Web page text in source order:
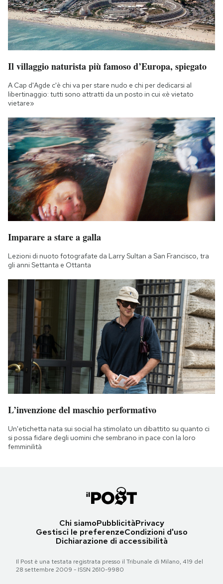
Il villaggio naturista più famoso d’Europa, spiegato
A Cap d'Agde c'è chi va per stare nudo e chi per dedicarsi al
libertinaggio: tutti sono attratti da un posto in cui «è vietato
vietare»
Imparare a stare a galla
Lezioni di nuoto fotografate da Larry Sultan a San Francisco, tra
gli anni Settanta e Ottanta
L’invenzione del maschio performativo
Un'etichetta nata sui social ha stimolato un dibattito su quanto ci
si possa fidare degli uomini che sembrano in pace con la loro
femminilità
Chi siamoPubblicitàPrivacy
Gestisci le preferenzeCondizioni d'uso
Dichiarazione di accessibilità
Il Post è una testata registrata presso il Tribunale di Milano, 419 del
28 settembre 2009 - ISSN 2610-9980